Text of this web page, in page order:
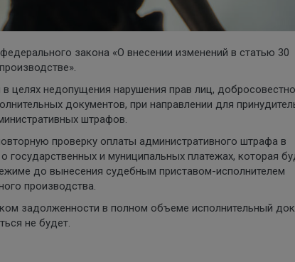
закона «О внесении изменений в статью 30
целях недопущения нарушения прав лиц,
документов, при направлении для
штрафов.
проверку оплаты административного штрафа в
государственных и муниципальных платежах, которая
до вынесения судебным приставом-исполнителем
производства.
задолженности в полном объеме исполнительный
не будет.